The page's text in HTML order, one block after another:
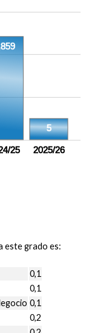
5
25 2025/26
este grado es:
0,1
0,1
0,1
0,2